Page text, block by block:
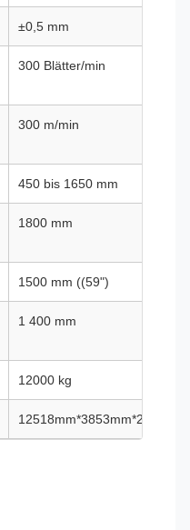
±0,5 mm
300 Blätter/min
300 m/min
450 bis 1650 mm
1800 mm
1500 mm ((59")
1 400 mm
12000 kg
12518mm*3853mm*2230mm